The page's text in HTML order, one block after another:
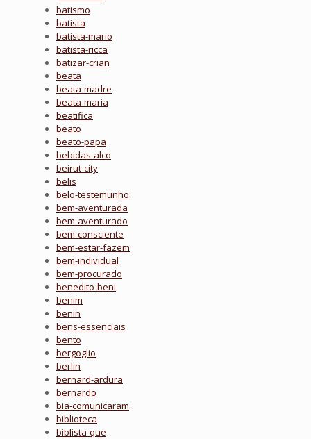
batismo
batista
batista-mario
batista-ricca
batizar-crian
beata
beata-madre
beata-maria
beatifica
beato
beato-papa
bebidas-alco
beirut-city
belis
belo-testemunho
bem-aventurada
bem-aventurado
bem-consciente
bem-estar-fazem
bem-individual
bem-procurado
benedito-beni
benim
benin
bens-essenciais
bento
bergoglio
berlin
bernard-ardura
bernardo
bia-comunicaram
biblioteca
biblista-que